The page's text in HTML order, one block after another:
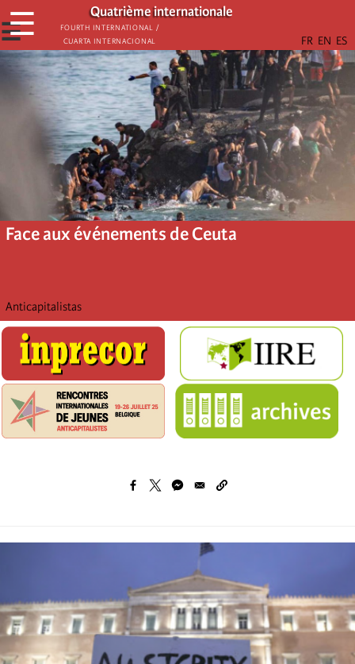
Aller
au
contenu
principal
Quatrième internationale
Fourth International /
Cuarta Internacional
☰
☰
Face aux événements de Ceuta
Anticapitalistas